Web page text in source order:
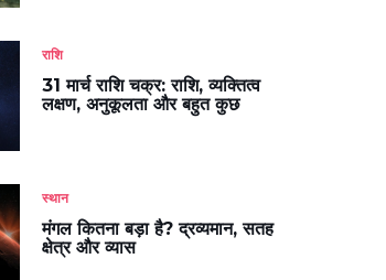
राशि
31 मार्च राशि चक्र: राशि, व्यक्तित्व
लक्षण, अनुकूलता और बहुत कुछ
स्थान
मंगल कितना बड़ा है? द्रव्यमान, सतह
क्षेत्र और व्यास